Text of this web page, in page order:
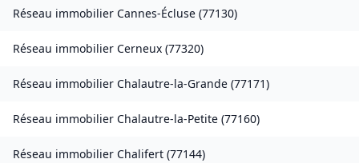
Réseau immobilier Cannes-Écluse (77130)
Réseau immobilier Cerneux (77320)
Réseau immobilier Chalautre-la-Grande (77171)
Réseau immobilier Chalautre-la-Petite (77160)
Réseau immobilier Chalifert (77144)